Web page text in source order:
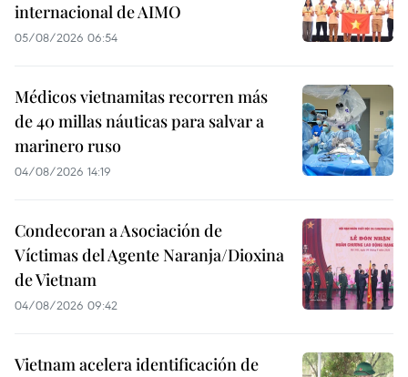
internacional de AIMO
05/08/2026 06:54
Médicos vietnamitas recorren más
de 40 millas náuticas para salvar a
marinero ruso
04/08/2026 14:19
Condecoran a Asociación de
Víctimas del Agente Naranja/Dioxina
de Vietnam
04/08/2026 09:42
Vietnam acelera identificación de